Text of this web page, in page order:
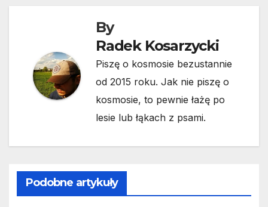
By
Radek Kosarzycki
Piszę o kosmosie bezustannie
od 2015 roku. Jak nie piszę o
kosmosie, to pewnie łażę po
lesie lub łąkach z psami.
Podobne artykuły